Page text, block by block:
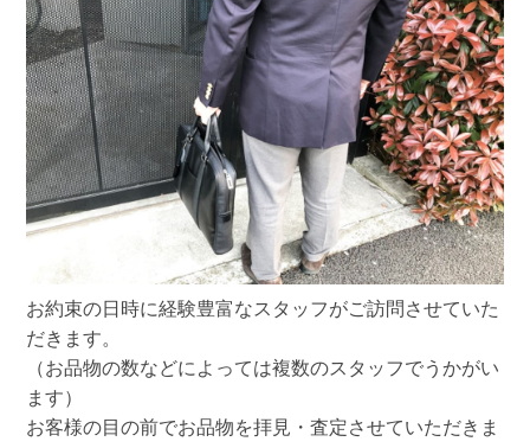
お約束の日時に経験豊富なスタッフがご訪問させていた
だきます。
（お品物の数などによっては複数のスタッフでうかがい
ます）
お客様の目の前でお品物を拝見・査定させていただきま